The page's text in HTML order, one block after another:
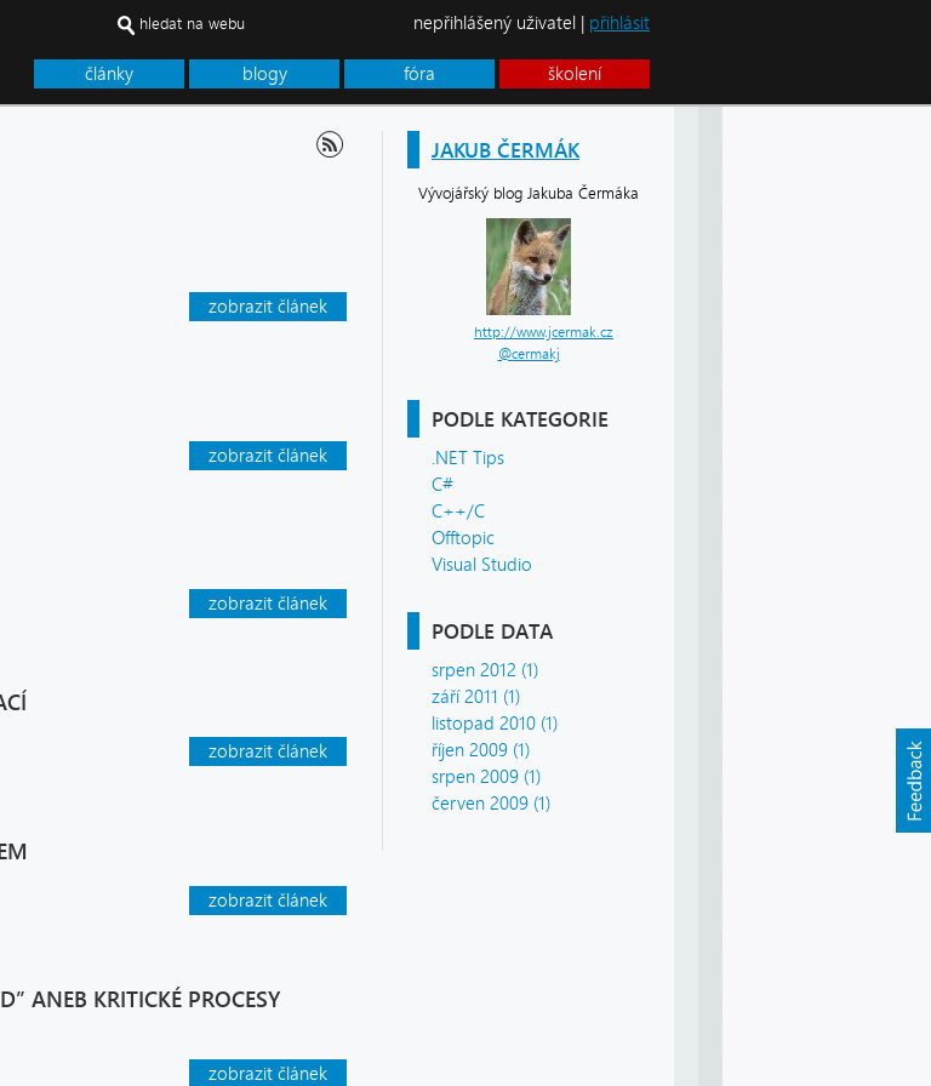
články blogy fóra školení
hledat na webu nepřihlášený uživatel | přihlásit
JAKUB ČERMÁK
Vývojářský blog Jakuba Čermáka
http://www.jcermak.cz
@cermakj
PODLE KATEGORIE
.NET Tips
C#
C++/C
Offtopic
Visual Studio
PODLE DATA
srpen 2012 (1)
září 2011 (1)
listopad 2010 (1)
říjen 2009 (1)
srpen 2009 (1)
červen 2009 (1)
zobrazit článek
zobrazit článek
zobrazit článek
zobrazit článek
zobrazit článek
ANEB KRITICKÉ PROCESY
zobrazit článek